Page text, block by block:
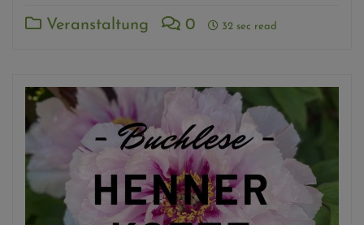
Veranstaltung 0 32 sec read